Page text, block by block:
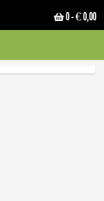
0- € 0,00